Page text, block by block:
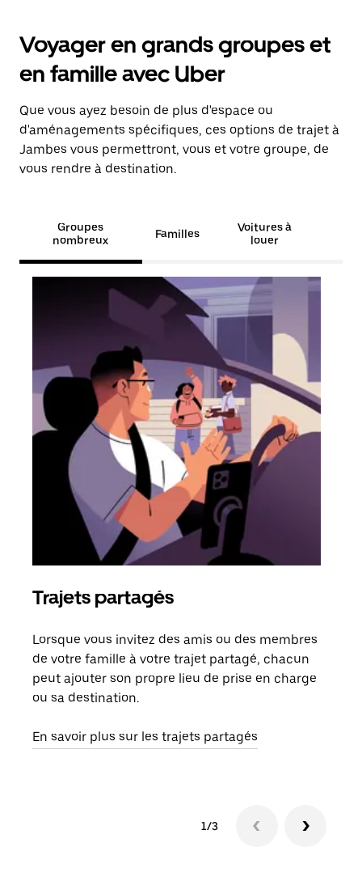
Voyager en grands groupes et
en famille avec Uber
Que vous ayez besoin de plus d'espace ou
d'aménagements spécifiques, ces options de trajet à
Jambes vous permettront, vous et votre groupe, de
vous rendre à destination.
Groupes
nombreux
Familles
Voitures à
louer
Trajets partagés
Lorsque vous invitez des amis ou des membres
de votre famille à votre trajet partagé, chacun
peut ajouter son propre lieu de prise en charge
ou sa destination.
En savoir plus sur les trajets partagés
1/3